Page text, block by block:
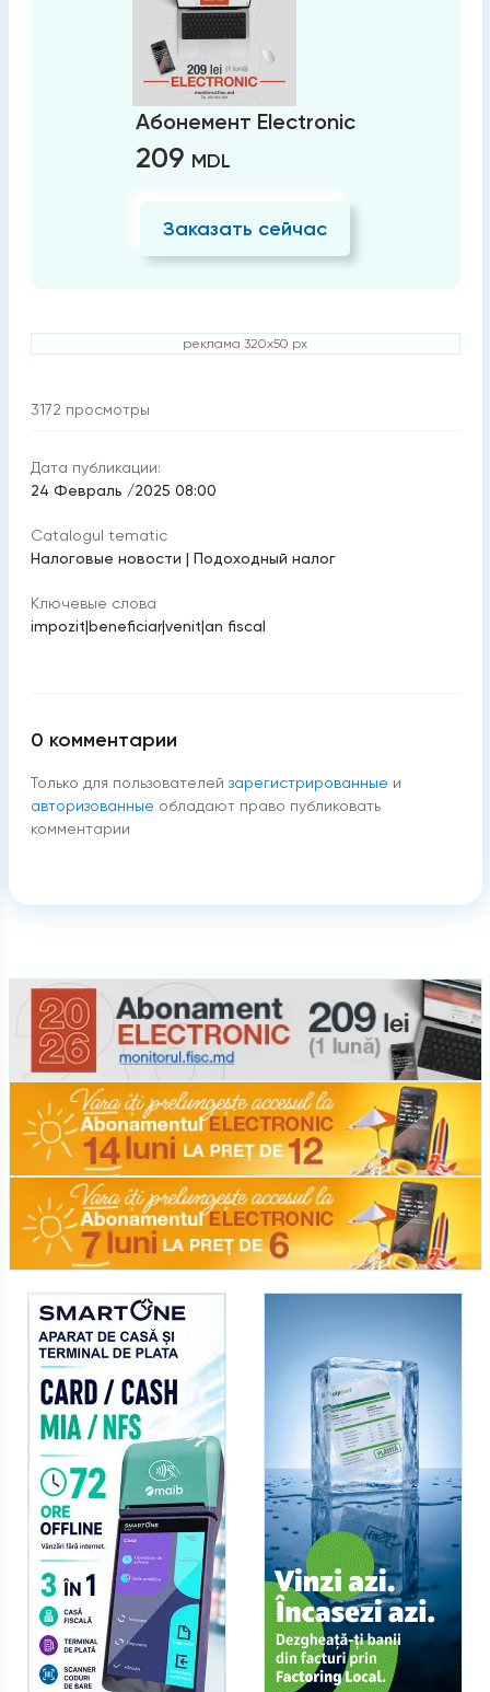
Абонемент Electronic
209 MDL
Заказать сейчас
реклама 320x50 px
3172 просмотры
Дата публикации:
24 Февраль /2025 08:00
Catalogul tematic
Налоговые новости | Подоходный налог
Ключевые слова
impozit|beneficiar|venit|an fiscal
0 комментарии
Только для пользователей зарегистрированные и
авторизованные обладают право публиковать
комментарии